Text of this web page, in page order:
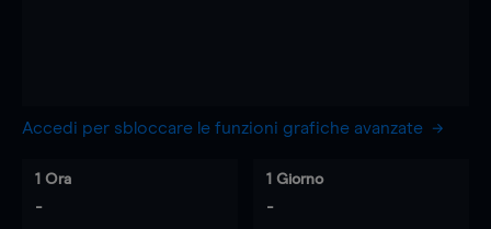
Accedi per sbloccare le funzioni grafiche avanzate
1 Ora
-
1 Giorno
-